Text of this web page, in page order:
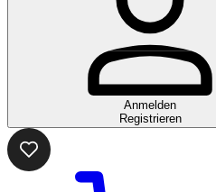
Anmelden
Registrieren